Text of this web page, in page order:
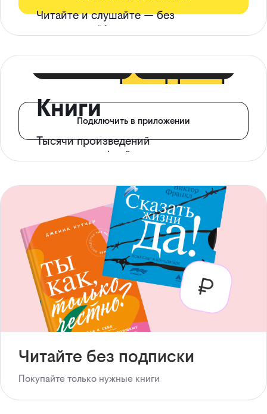
Читайте и слушайте — без
ограничений*
Книги
Тысячи произведений
с доступом офлайн
Подключить в приложении
Читайте без подписки
Покупайте только нужные книги